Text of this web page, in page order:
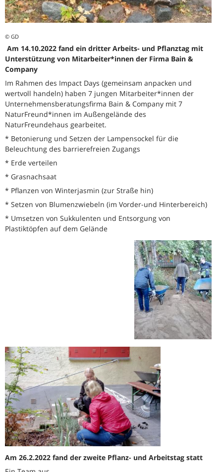
© GD
Am 14.10.2022 fand ein dritter Arbeits- und Pflanztag mit
Unterstützung von Mitarbeiter*innen der Firma Bain &
Company
Im Rahmen des Impact Days (gemeinsam anpacken und
wertvoll handeln) haben 7 jungen Mitarbeiter*innen der
Unternehmensberatungsfirma Bain & Company mit 7
NaturFreund*innen im Außengelände des
NaturFreundehaus gearbeitet.
* Betonierung und Setzen der Lampensockel für die
Beleuchtung des barrierefreien Zugangs
* Erde verteilen
* Grasnachsaat
* Pflanzen von Winterjasmin (zur Straße hin)
* Setzen von Blumenzwiebeln (im Vorder-und Hinterbereich)
* Umsetzen von Sukkulenten und Entsorgung von
Plastiktöpfen auf dem Gelände
Am 26.2.2022 fand der zweite Pflanz- und Arbeitstag statt